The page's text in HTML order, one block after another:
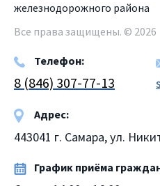
железнодорожного района
Все права защищены. © 2026
Телефон:
8 (846) 307-77-13
Адрес:
443041 г. Самара, ул.
График приёма